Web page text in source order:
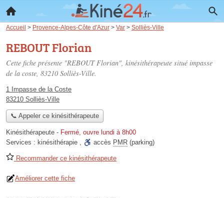
Accueil > Provence-Alpes-Côte d'Azur > Var > Solliès-Ville
REBOUT Florian
Cette fiche présente "REBOUT Florian", kinésithérapeute situé impasse
de la coste, 83210 Solliès-Ville.
1 Impasse de la Coste
83210 Solliès-Ville
📞 Appeler ce kinésithérapeute
Kinésithérapeute - Fermé, ouvre lundi à 8h00
Services : kinésithérapie , accès PMR (parking)
Recommander ce kinésithérapeute
Améliorer cette fiche